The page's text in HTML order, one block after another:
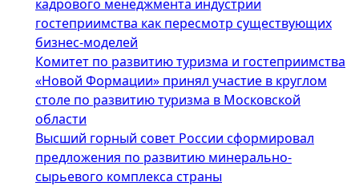
кадрового менеджмента индустрии
гостеприимства как пересмотр существующих
бизнес-моделей
Комитет по развитию туризма и гостеприимства
«Новой Формации» принял участие в круглом
столе по развитию туризма в Московской
области
Высший горный совет России сформировал
предложения по развитию минерально-
сырьевого комплекса страны